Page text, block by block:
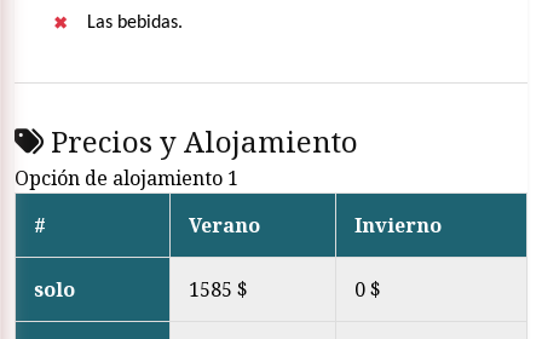
Las bebidas.
Precios y Alojamiento
Opción de alojamiento 1
#
Verano Invierno
solo 1585 $ 0 $